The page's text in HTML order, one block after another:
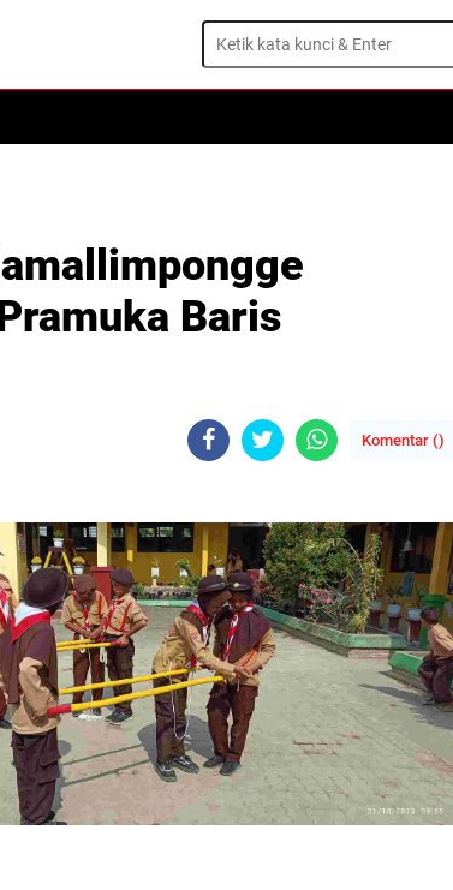
Baris
Komentar ()